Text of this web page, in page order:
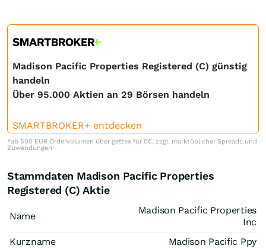
Madison Pacific Properties Registered (C) günstig
handeln
Über 95.000 Aktien an 29 Börsen handeln
SMARTBROKER+ entdecken
*ab 500 EUR Ordervolumen über gettex für 0€, zzgl. marktüblicher Spreads und
Zuwendungen
Stammdaten Madison Pacific Properties
Registered (C) Aktie
Name
Madison Pacific Properties
Inc
Kurzname
Madison Pacific Ppy